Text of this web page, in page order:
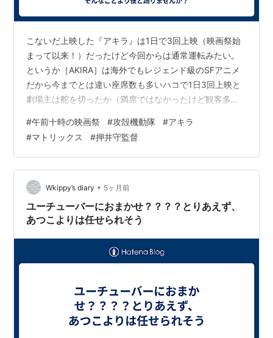
こないだ上映した『アキラ』は1日で3回上映（映画祭始
まって以来！）だったけど今回からは通常運転みたい。
というか［AKIRA］は海外でもレジェンド級のSFアニメ
だから今までとは違い座席数も多いハコで1日3回上映と
劇場主は舵を切ったか（満席ではなかったけど観客多
から元に戻したのだろうけども（それにしても1日で26回
上映は異常やろｗ）。コナン君つおい。 それはそれとし
て。Copilotに評判を聞いてみたよ。 結論：午前十時の映
画祭での『攻殻機動隊』は、初見勢にも古参ファンにも
「難しいけど圧倒的に面白い」「今見ても古びない」と
高評価が多いです。特に映…
#午前十時の映画祭 #攻殻機動隊 #アキラ
#マトリックス #押井守監督
Wkippy’s diary • 5ヶ月前
ユーチューバーにおまかせ？？？？とりあえず、
あつこよりは任せられそう